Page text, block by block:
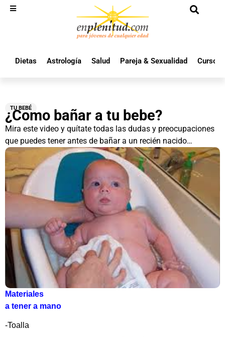
Dietas Astrología Salud Pareja & Sexualidad Cursos
TU BEBÉ
¿Como bañar a tu bebe?
Mira este video y quítate todas las dudas y preocupaciones
que puedes tener antes de bañar a un recién nacido…
Materiales
a tener a mano
-Toalla